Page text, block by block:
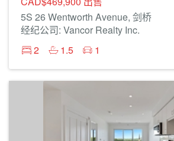
5S 26 Wentworth Avenue, 剑桥
经纪公司: Vancor Realty Inc.
2
1.5 1